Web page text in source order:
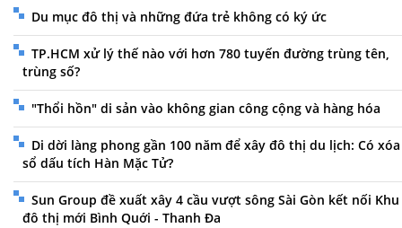
Du mục đô thị và những đứa trẻ không có ký ức
TP.HCM xử lý thế nào với hơn 780 tuyến đường trùng tên,
trùng số?
"Thổi hồn" di sản vào không gian công cộng và hàng hóa
Di dời làng phong gần 100 năm để xây đô thị du lịch: Có xóa
sổ dấu tích Hàn Mặc Tử?
Sun Group đề xuất xây 4 cầu vượt sông Sài Gòn kết nối Khu
đô thị mới Bình Quới - Thanh Đa